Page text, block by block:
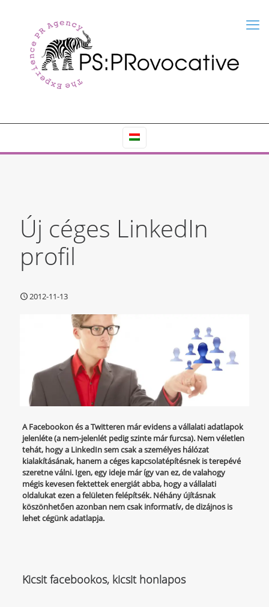
Új céges LinkedIn
profil
2012-11-13
A Facebookon és a Twitteren már evidens a vállalati adatlapok
jelenléte (a nem-jelenlét pedig szinte már furcsa). Nem véletlen
tehát, hogy a LinkedIn sem csak a személyes hálózat
kialakításának, hanem a céges kapcsolatépítésnek is terepévé
szeretne válni. Igen, egy ideje már így van ez, de valahogy
mégis kevesen fektettek energiát abba, hogy a vállalati
oldalukat ezen a felületen felépítsék. Néhány újításnak
köszönhetően azonban nem csak informatív, de dizájnos is
lehet cégünk adatlapja.
Kicsit facebookos, kicsit honlapos